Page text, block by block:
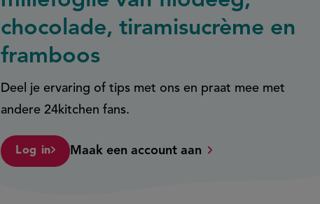
chocolade, tiramisucrème en
framboos
Deel je ervaring of tips met ons en praat mee met
andere 24kitchen fans.
Log in Maak een account aan